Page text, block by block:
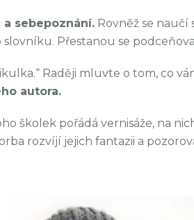
sebepoznání. Rovněž se
Přestanou se
Raději mluvte o tom, co
autora.
školek pořádá vernisáže, na
rozvíjí jejich fantazii a